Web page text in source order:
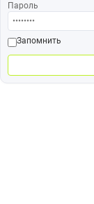
Пароль
Запомнить